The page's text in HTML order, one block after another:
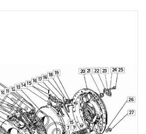
7 9
1011 12 13 14 15
15
16
16
17
18 19 20 21 22 23 24 25
26
27